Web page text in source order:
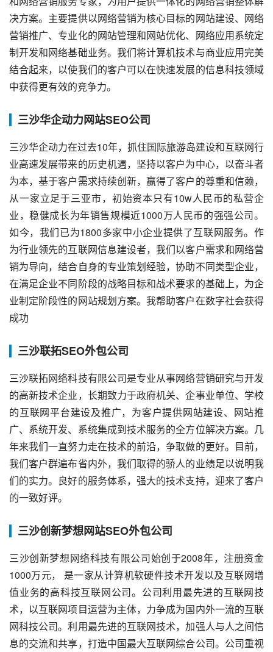
决方案。主要提供以网络营销为核心目标的网站建设、网络
营销推广、专业化的网站管理和网站优化、网络应用系统定
制开发和网络基础业务。我们将计算机技术与商业应用完美
结合起来，以使我们的客户可以在快速发展的信息科技领域
中获得更有效的竞争力。
三沙华企动力网站SEO公司
三沙华企动力在过去10年，抓住国际旅游岛建设和互联网行
业高速发展带来的历史机遇，坚持以客户为中心，以奋斗者
为本，基于客户需求持续创新，赢得了客户的尊重和信赖，
从一家立足于三亚市，初始资本只有10w人民币的私营企
业，稳健成长为年销售规模近1000万人民币的强强公司。
如今，我们已为1800多家中小企业提供了互联网服务。作
为行业领先的互联网信息建设者，我们以客户需求和网络营
销为导向，结合自身的专业策划经验，协助不同类型企业，
在满足企业不同阶段的战略目标和战术要求的基础上，为企
业制定阶段性的网站规划方案。我帮助客户在数字社会获得
成功
三沙联拓SEO外包公司
三沙联拓网络科技有限公司是专业从事网络营销研究与开发
的高新技术企业，长期致力于政府机关、企事业单位、学校
的互联网平台建设及推广，为客户提供网站建设、网站推
广、系统开发、系统集成到技术服务的全方位解决方案。几
年来我们一直努力走在技术的前沿，争取做的更好。目前，
我们客户群遍布省内外，我们取得的骄人的业绩足以说明我
们的实力。良好的服务体系，强大的技术支持，迎来了客户
的一致好评。
三沙创新梦想网站SEO外包公司
三沙创新梦想网络科技有限公司始创于2008年，注册资金
1000万元， 是一家从计算机软硬件技术开发以及互联网增
值业务的高科技互联网公司。公司利用最先进的互联网技
术，以互联网项目运营为主体，力争成为国内外一流的互联
网科技公司。利用最先进的互联网技术，加强人与人之间信
息的交流和共享，打造中国最大互联网综合公司。公司重视